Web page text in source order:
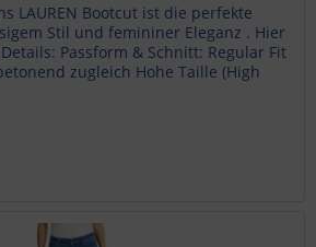
LAUREN Bootcut ist die perfekte
Stil und femininer Eleganz . Hier
Passform & Schnitt: Regular Fit
zugleich Hohe Taille (High